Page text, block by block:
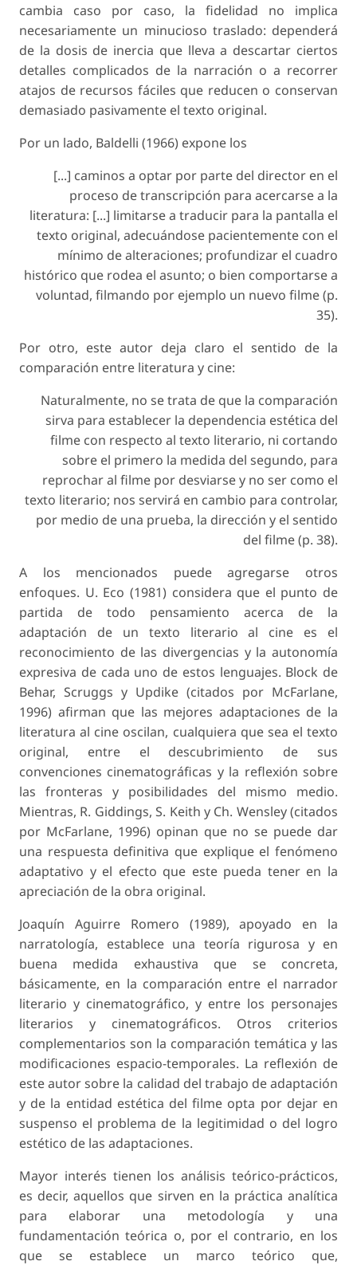
cambia caso por caso, la fidelidad no implica
necesariamente un minucioso traslado: dependerá
de la dosis de inercia que lleva a descartar ciertos
detalles complicados de la narración o a recorrer
atajos de recursos fáciles que reducen o conservan
demasiado pasivamente el texto original.
Por un lado, Baldelli (1966) expone los
[...] caminos a optar por parte del director en el
proceso de transcripción para acercarse a la
literatura: [...] limitarse a traducir para la pantalla el
texto original, adecuándose pacientemente con el
mínimo de alteraciones; profundizar el cuadro
histórico que rodea el asunto; o bien comportarse a
voluntad, filmando por ejemplo un nuevo filme (p.
35).
Por otro, este autor deja claro el sentido de la
comparación entre literatura y cine:
Naturalmente, no se trata de que la comparación
sirva para establecer la dependencia estética del
filme con respecto al texto literario, ni cortando
sobre el primero la medida del segundo, para
reprochar al filme por desviarse y no ser como el
texto literario; nos servirá en cambio para controlar,
por medio de una prueba, la dirección y el sentido
del filme (p. 38).
A los mencionados puede agregarse otros
enfoques. U. Eco (1981) considera que el punto de
partida de todo pensamiento acerca de la
adaptación de un texto literario al cine es el
reconocimiento de las divergencias y la autonomía
expresiva de cada uno de estos lenguajes. Block de
Behar, Scruggs y Updike (citados por McFarlane,
1996) afirman que las mejores adaptaciones de la
literatura al cine oscilan, cualquiera que sea el texto
original, entre el descubrimiento de sus
convenciones cinematográficas y la reflexión sobre
las fronteras y posibilidades del mismo medio.
Mientras, R. Giddings, S. Keith y Ch. Wensley (citados
por McFarlane, 1996) opinan que no se puede dar
una respuesta definitiva que explique el fenómeno
adaptativo y el efecto que este pueda tener en la
apreciación de la obra original.
Joaquín Aguirre Romero (1989), apoyado en la
narratología, establece una teoría rigurosa y en
buena medida exhaustiva que se concreta,
básicamente, en la comparación entre el narrador
literario y cinematográfico, y entre los personajes
literarios y cinematográficos. Otros criterios
complementarios son la comparación temática y las
modificaciones espacio-temporales. La reflexión de
este autor sobre la calidad del trabajo de adaptación
y de la entidad estética del filme opta por dejar en
suspenso el problema de la legitimidad o del logro
estético de las adaptaciones.
Mayor interés tienen los análisis teórico-prácticos,
es decir, aquellos que sirven en la práctica analítica
para elaborar una metodología y una
fundamentación teórica o, por el contrario, en los
que se establece un marco teórico que,